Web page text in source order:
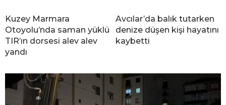
Kuzey Marmara
Otoyolu’nda saman yüklü
TIR’ın dorsesi alev alev
yandı
Avcılar’da balık tutarken
denize düşen kişi hayatını
kaybetti